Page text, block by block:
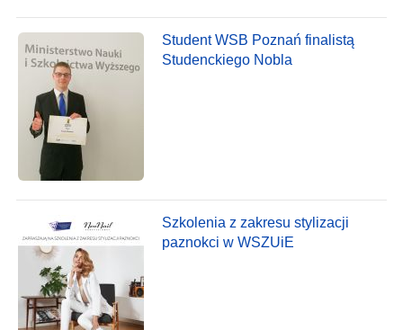
Student WSB Poznań finalistą
Studenckiego Nobla
Szkolenia z zakresu stylizacji
paznokci w WSZUiE